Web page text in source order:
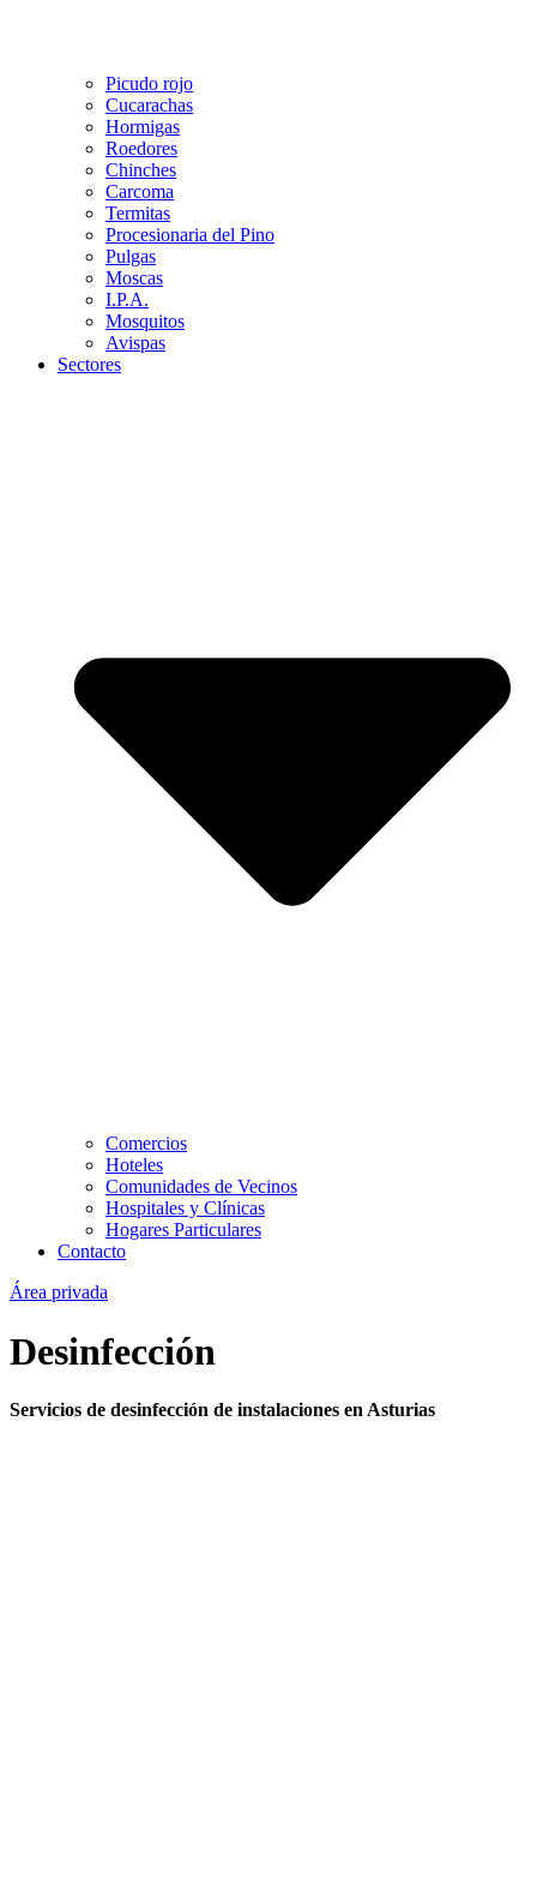
Picudo rojo
Cucarachas
Hormigas
Roedores
Chinches
Carcoma
Termitas
Procesionaria del Pino
Pulgas
Moscas
I.P.A.
Mosquitos
Avispas
Sectores
Comercios
Hoteles
Comunidades de Vecinos
Hospitales y Clínicas
Hogares Particulares
Contacto
Área privada
Desinfección
Servicios de desinfección de instalaciones en Asturias